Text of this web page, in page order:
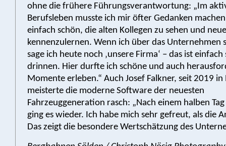
ohne die frühere Führungsverantwortung: „Im
Berufsleben musste ich mir öfter Gedanken
einfach schön, die alten Kollegen zu sehen und neue
kennenzulernen. Wenn ich über das Unternehmen
sage ich heute noch ‚unsere Firma‘ – das ist
drinnen. Hier durfte ich schöne und auch
Momente erleben.“ Auch Josef Falkner, seit 2019 in
meisterte die moderne Software der neuesten
Fahrzeuggeneration rasch: „Nach einem halben
ging es wieder. Ich habe mich sehr gefreut, als die
Das zeigt die besondere Wertschätzung des